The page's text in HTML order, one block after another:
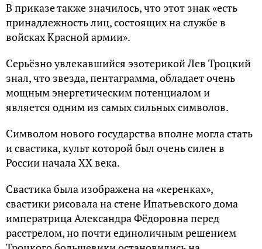
В приказе также значилось, что этот знак «есть
принадлежность лиц, состоящих на службе в
войсках Красной армии».
Серьёзно увлекавшийся эзотерикой Лев Троцкий
знал, что звезда, пентаграмма, обладает очень
мощным энергетическим потенциалом и
является одним из самых сильных символов.
Символом нового государства вполне могла стать
и свастика, культ которой был очень силен в
России начала XX века.
Свастика была изображена на «керенках»,
свастики рисовала на стене Ипатьевского дома
императрица Александра Фёдоровна перед
расстрелом, но почти единоличным решением